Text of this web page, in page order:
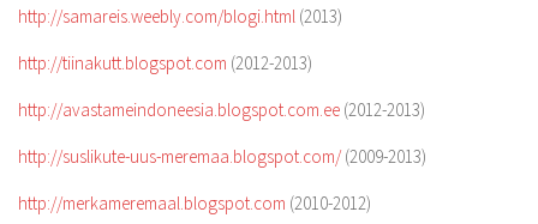
http://samareis.weebly.com/blogi.html (2013)
http://tiinakutt.blogspot.com (2012-2013)
http://avastameindoneesia.blogspot.com.ee (2012-2013)
http://suslikute-uus-meremaa.blogspot.com/(2009-2013)
http://merkameremaal.blogspot.com (2010-2012)